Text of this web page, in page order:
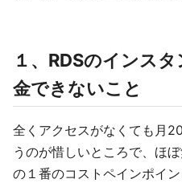
１、RDSのインス
金できないこと
全くアクセスがなくても月
うのが惜しいところで、ほ
の１番のコストペインポイ